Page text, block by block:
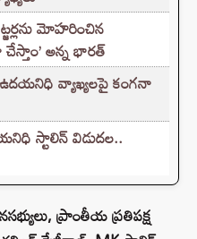
మోహరించిన
అన్న భారత్
ఉదయనిధి వ్యాఖ్యలపై కంగనా
స్టాలిన్ విడుదల..
ప్రాంతీయ ప్రతిపక్ష